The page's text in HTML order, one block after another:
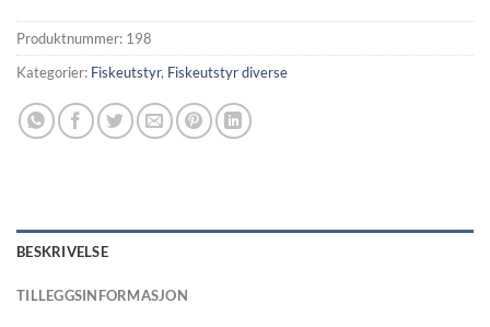
Produktnummer: 198
Kategorier: Fiskeutstyr, Fiskeutstyr diverse
BESKRIVELSE
TILLEGGSINFORMASJON